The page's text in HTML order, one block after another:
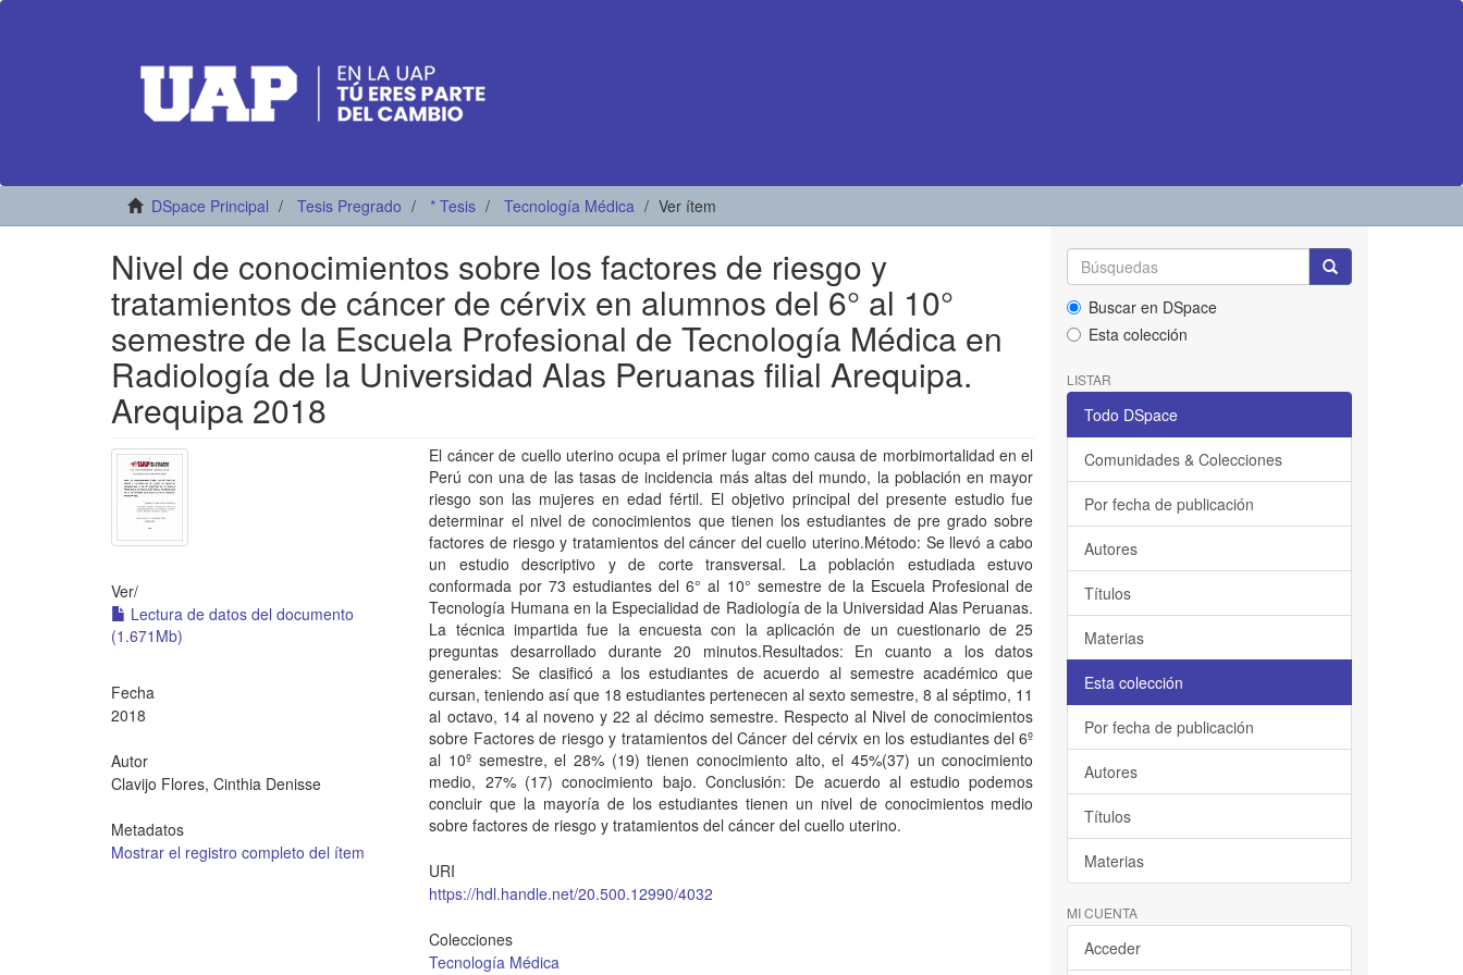
DSpace Principal Tesis Pregrado * Tesis Tecnología Médica Ver ítem
Nivel de conocimientos sobre los factores de riesgo y
tratamientos de cáncer de cérvix en alumnos del 6° al 10°
semestre de la Escuela Profesional de Tecnología Médica en
Radiología de la Universidad Alas Peruanas filial Arequipa.
Arequipa 2018
Ver/
Lectura de datos del documento
(1.671Mb)
Fecha
2018
Autor
Clavijo Flores, Cinthia Denisse
Metadatos
Mostrar el registro completo del ítem
El cáncer de cuello uterino ocupa el primer lugar como causa de morbimortalidad en el
Perú con una de las tasas de incidencia más altas del mundo, la población en mayor
riesgo son las mujeres en edad fértil. El objetivo principal del presente estudio fue
determinar el nivel de conocimientos que tienen los estudiantes de pre grado sobre
factores de riesgo y tratamientos del cáncer del cuello uterino.Método: Se llevó a cabo
un estudio descriptivo y de corte transversal. La población estudiada estuvo
conformada por 73 estudiantes del 6° al 10° semestre de la Escuela Profesional de
Tecnología Humana en la Especialidad de Radiología de la Universidad Alas Peruanas.
La técnica impartida fue la encuesta con la aplicación de un cuestionario de 25
preguntas desarrollado durante 20 minutos.Resultados: En cuanto a los datos
generales: Se clasificó a los estudiantes de acuerdo al semestre académico que
cursan, teniendo así que 18 estudiantes pertenecen al sexto semestre, 8 al séptimo, 11
al octavo, 14 al noveno y 22 al décimo semestre. Respecto al Nivel de conocimientos
sobre Factores de riesgo y tratamientos del Cáncer del cérvix en los estudiantes del 6º
al 10º semestre, el 28% (19) tienen conocimiento alto, el 45%(37) un conocimiento
medio, 27% (17) conocimiento bajo. Conclusión: De acuerdo al estudio podemos
concluir que la mayoría de los estudiantes tienen un nivel de conocimientos medio
sobre factores de riesgo y tratamientos del cáncer del cuello uterino.
URI
https://hdl.handle.net/20.500.12990/4032
Colecciones
Tecnología Médica
Buscar en DSpace
Esta colección
LISTAR
Todo DSpace
Comunidades & Colecciones
Por fecha de publicación
Autores
Títulos
Materias
Esta colección
Por fecha de publicación
Autores
Títulos
Materias
MI CUENTA
Acceder